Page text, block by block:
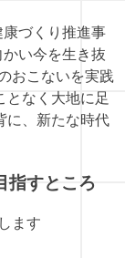
康づくり推進事
い今を生き抜
おこないを実践
となく大地に足
に、新たな時代
指すところ
ます